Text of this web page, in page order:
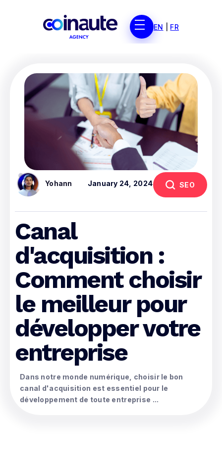
EN FR
Yohann January 24, 2024 SEO
Canal
d'acquisition :
Comment choisir
le meilleur pour
développer votre
entreprise
Dans notre monde numérique, choisir le bon
canal d'acquisition est essentiel pour le
développement de toute entreprise ...